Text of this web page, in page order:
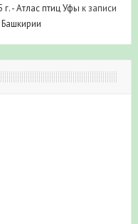
- Атлас птиц Уфы к записи